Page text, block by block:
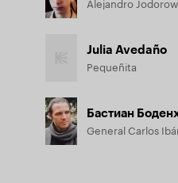
Julia Avedaño
Pequeñita
Бастиан